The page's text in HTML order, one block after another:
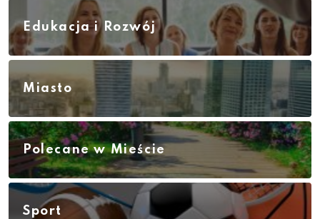
Edukacja i Rozwój
Miasto
Polecane w Mieście
Sport